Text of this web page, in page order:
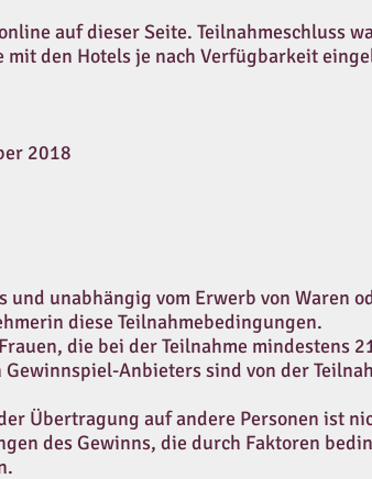
auf dieser Seite. Teilnahmeschluss
den Hotels je nach Verfügbarkeit
2018
und unabhängig vom Erwerb von Waren
diese Teilnahmebedingungen.
die bei der Teilnahme mindestens
Anbieters sind von der
Übertragung auf andere Personen ist
des Gewinns, die durch Faktoren